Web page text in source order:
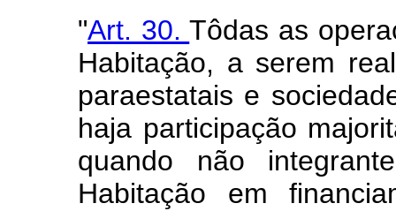
"Art. 30.Tôdas as
Habitação, a serem
paraestatais e
haja participação
quando não
Habitação em